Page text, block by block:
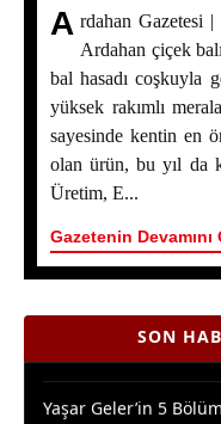
A rdahan Gazetesi
Ardahan çiçek
bal hasadı coşkuyla
yüksek rakımlı
sayesinde kentin en
olan ürün, bu yıl da
Üretim, E...
Gazetenin
SON
Ardahan Çiçek
Başladı
Yaşar Geler’in 5
Bölüm 2 - Ardahan
Ardahan Çiçek Balı
Yaşar Geler’in 5
Bölüm 1: Ardahan